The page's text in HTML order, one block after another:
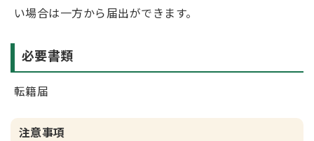
い場合は一方から届出ができます。
必要書類
転籍届
注意事項